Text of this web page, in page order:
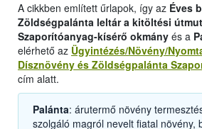
A cikkben említett űrlapok, így az Éves
Zöldségpalánta leltár a kitöltési
Szaporítóanyag-kísérő okmány és a
elérhető az Ügyintézés/Növény/
Dísznövény és Zöldségpalánta
cím alatt.
Palánta: árutermő növény
szolgáló magról nevelt fiatal növény,